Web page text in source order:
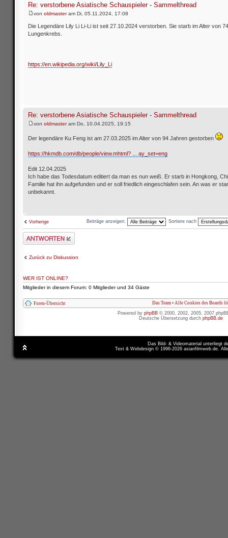
Re: verstorbene Asiatische Schauspieler - Sammelthread
von oldmasteram Di, 05.11.2024, 17:08
Die Legendäre Lily Li Li-Li ist seit 27.10.2024 verstorben. Sie starb im Alter von
Lungenkrebs.
https://en.wikipedia.org/wiki/Lily_Li
Re: verstorbene Asiatische Schauspieler - Sammelthread
von oldmasteram Do, 10.04.2025, 19:15
Der legendäre Ku Feng ist am 27.03.2025 im Alter von 94 Jahren gestorben
https://hkmdb.com/db/people/view.mhtml? ... ay_set=eng
Edit 12.04.2025
Ich habe das Todesdatum editiert da man es nun weiß. Er starb in Hongkong,
Familie hat ihn aufgefunden und er soll friedlich eingeschlafen sein. An was er
unbekannt.
Vorherige Beiträge anzeigen: Sortiere nach
Antwort schreiben
Zurück zu Diskussion
WER IST ONLINE?
Mitglieder in diesem Forum: 0 Mitglieder und 34 Gäste
Foren-Übersicht Das Team • Alle Cookies des Boards
Powered by phpBB © 2000, 2002, 2005, 2007
Deutsche Übersetzung durch phpBB.de
Das Bild- & Videomaterial unterliegt
Text & Webdesign © 1996-2026 asianfilmweb.de.